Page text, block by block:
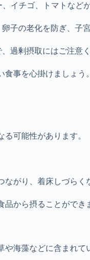
イチゴ、トマトなど
子の老化を防ぎ、子
過剰摂取にはご注意く
事を心掛けましょう。
可能性があります。
がり、着床しづらく
から摂ることができ
海藻などに含まれて